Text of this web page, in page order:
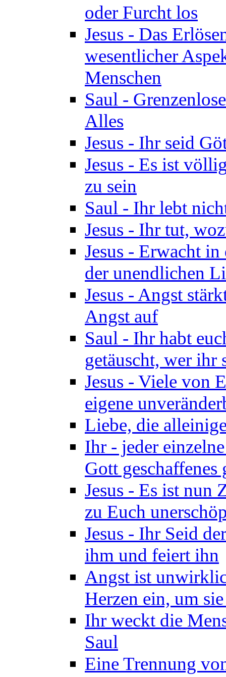
oder Furcht los
Jesus - Das
wesentlicher
Menschen
Saul -
Alles
Jesus - Ihr seid
Jesus - Es ist
zu sein
Saul - Ihr lebt
Jesus - Ihr tut,
Jesus - Erwacht
der unendlichen
Jesus - Angst
Angst auf
Saul - Ihr habt
getäuscht, wer ihr
Jesus - Viele von
eigene
Liebe, die
Ihr - jeder
Gott
Jesus - Es ist nun
zu Euch
Jesus - Ihr Seid
ihm und feiert ihn
Angst ist
Herzen ein, um
Ihr weckt die
Saul
Eine Trennung